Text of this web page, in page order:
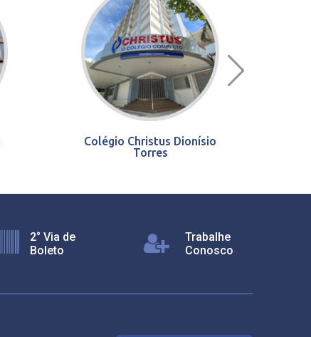
Colégio Christus Dionísio
Torres
2° Via de
Boleto
Trabalhe
Conosco